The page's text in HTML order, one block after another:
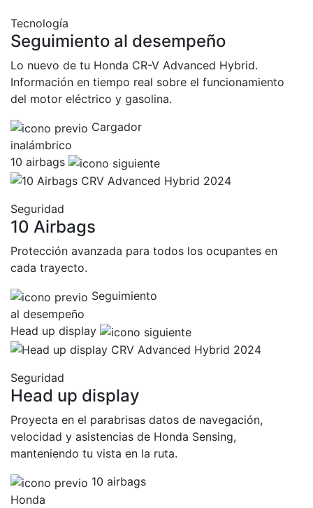
Tecnología
Seguimiento al desempeño
Lo nuevo de tu Honda CR-V Advanced Hybrid.
Información en tiempo real sobre el funcionamiento
del motor eléctrico y gasolina.
Cargador
inalámbrico
10 airbags
Seguridad
10 Airbags
Protección avanzada para todos los ocupantes en
cada trayecto.
Seguimiento
al desempeño
Head up display
Seguridad
Head up display
Proyecta en el parabrisas datos de navegación,
velocidad y asistencias de Honda Sensing,
manteniendo tu vista en la ruta.
10 airbags
Honda